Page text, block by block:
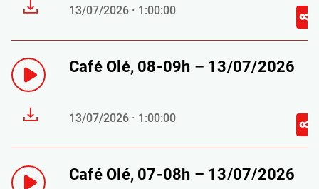
13/07/2026 · 1:00:00
Café Olé, 08-09h – 13/07/2026
13/07/2026 · 1:00:00
Café Olé, 07-08h – 13/07/2026